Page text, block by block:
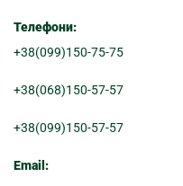
Телефони:
+38(099)150-75-75
+38(068)150-57-57
+38(099)150-57-57
Email: